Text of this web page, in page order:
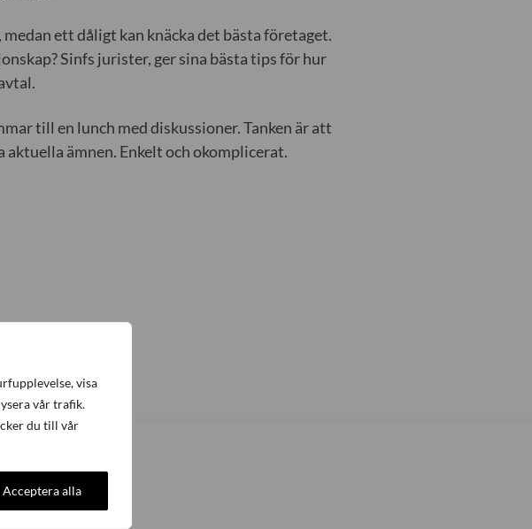
visa
vår trafik.
du till vår
Acceptera alla
ett dåligt kan knäcka det bästa företaget.
Sinfs jurister, ger sina bästa tips för hur
till en lunch med diskussioner. Tanken är att
ämnen. Enkelt och okomplicerat.